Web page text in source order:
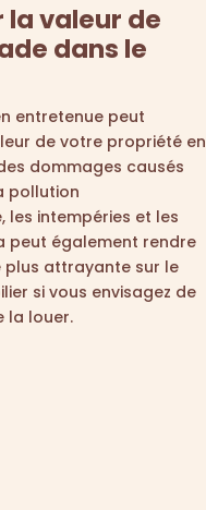
la valeur de
dans le
entretenue peut
de votre propriété en
dommages causés
pollution
les intempéries et les
peut également rendre
attrayante sur le
si vous envisagez de
la louer.